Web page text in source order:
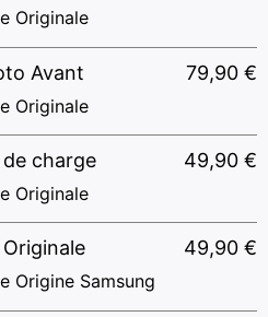
Originale
Avant 79,90 €
Originale
charge 49,90 €
Originale
49,90 €
Origine Samsung